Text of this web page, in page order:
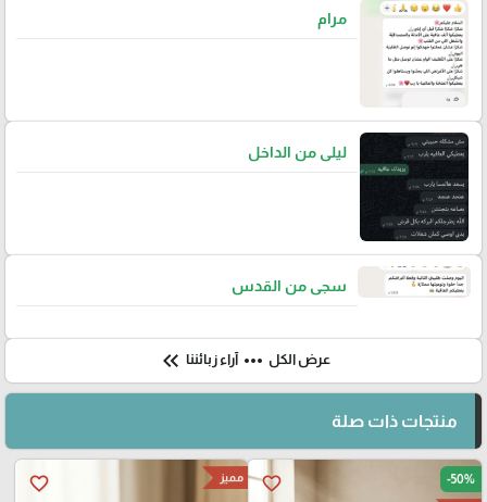
مرام
ليلى من الداخل
سجى من القدس
عرض الكل more_horiz آراء زبائننا keyboard_double_arrow_left
منتجات ذات صلة
favorite_border -50%
favorite_border مميز